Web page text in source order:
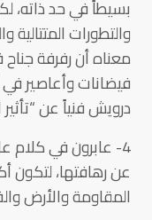
بسيطاً في حد ذاته،
والتطورات
معناه أن رفرفة
فيضانات وأعاصير في
درويش فنياً عن
4- عابرون في كلام
عن رهافتها، لتكون
المقاومة والأرض